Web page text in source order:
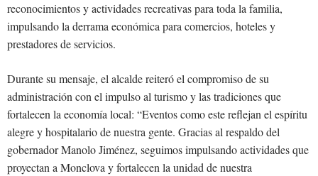
reconocimientos y actividades recreativas para toda la familia,
impulsando la derrama económica para comercios, hoteles y
prestadores de servicios.
Durante su mensaje, el alcalde reiteró el compromiso de su
administración con el impulso al turismo y las tradiciones que
fortalecen la economía local: “Eventos como este reflejan el espíritu
alegre y hospitalario de nuestra gente. Gracias al respaldo del
gobernador Manolo Jiménez, seguimos impulsando actividades que
proyectan a Monclova y fortalecen la unidad de nuestra